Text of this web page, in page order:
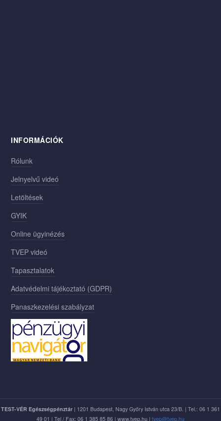
INFORMÁCIÓK
Rólunk
Jelnyelvű videó
Letöltések
GYIK
Online ügyinézés
TVEP videó
Tapasztalatok
Adatvédelmi tájékoztató (GDPR)
Panaszkezelési szabályzat
TEST-VÉR Egészségpénztár | 1201 Budapest, Nagy Győry István utca 23/B. | Tel.: 06 1 361
49 01 | Tel / Fax: 06 1 385 85 86 | www.tvep.hu | tvep@tvep.hu